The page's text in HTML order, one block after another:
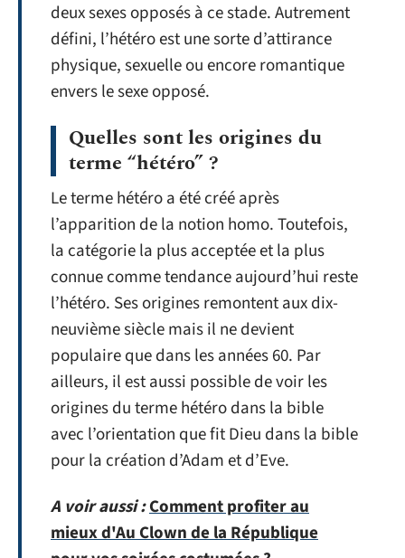
deux sexes opposés à ce stade. Autrement
défini, l’hétéro est une sorte d’attirance
physique, sexuelle ou encore romantique
envers le sexe opposé.
Quelles sont les origines du
terme “hétéro” ?
Le terme hétéro a été créé après
l’apparition de la notion homo. Toutefois,
la catégorie la plus acceptée et la plus
connue comme tendance aujourd’hui reste
l’hétéro. Ses origines remontent aux dix-
neuvième siècle mais il ne devient
populaire que dans les années 60. Par
ailleurs, il est aussi possible de voir les
origines du terme hétéro dans la bible
avec l’orientation que fit Dieu dans la bible
pour la création d’Adam et d’Eve.
A voir aussi :Comment profiter au
mieux d'Au Clown de la République